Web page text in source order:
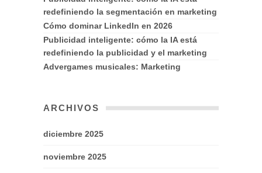
redefiniendo la segmentación en marketing
Cómo dominar LinkedIn en 2026
Publicidad inteligente: cómo la IA está
redefiniendo la publicidad y el marketing
Advergames musicales: Marketing
ARCHIVOS
diciembre 2025
noviembre 2025